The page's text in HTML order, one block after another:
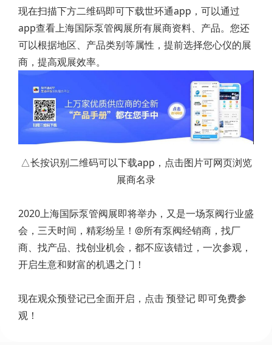
现在扫描下方二维码即可下载世环通app，可以通过
app查看上海国际泵管阀展所有展商资料、产品。您还
可以根据地区、产品类别等属性，提前选择您心仪的展
商，提高观展效率。
△长按识别二维码可以下载app，点击图片可网页浏览
展商名录
2020上海国际泵管阀展即将举办，又是一场泵阀行业盛
会，三天时间，精彩纷呈！@所有泵阀经销商，找厂
商、找产品、找创业机会，都不应该错过，一次参观，
开启生意和财富的机遇之门！
现在观众预登记已全面开启，点击 预登记 即可免费参
观！